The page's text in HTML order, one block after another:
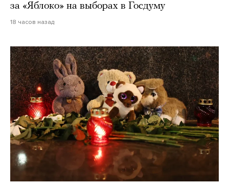
за «Яблоко» на выборах в Госдуму
18 часов назад